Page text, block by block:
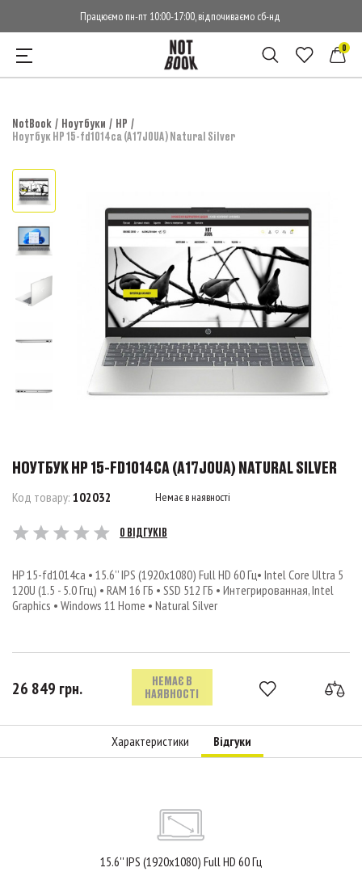
Працюємо пн-пт 10:00-17:00, відпочиваємо сб-нд
0
NotBook Ноутбуки
HP
Ноутбук HP 15-fd1014ca (A17J0UA) Natural Silver
НОУТБУК HP 15-FD1014CA (A17J0UA) NATURAL SILVER
Код товару: 102032 Немає в наявності
0 ВІДГУКІВ
HP 15-fd1014ca • 15.6’’ IPS (1920x1080) Full HD 60 Гц• Intel Core Ultra 5
120U (1.5 - 5.0 Ггц) • RAM 16 ГБ • SSD 512 ГБ • Интегрированная, Intel
Graphics • Windows 11 Home • Natural Silver
26 849 грн.
НЕМАЄ В
НАЯВНОСТІ
Характеристики Відгуки
15.6'' IPS (1920x1080) Full HD 60 Гц